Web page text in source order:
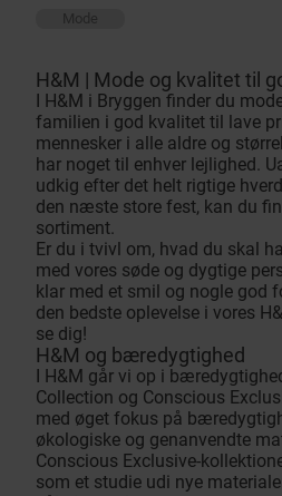
Mode
H&M | Mode og kvalitet til
I H&M i Bryggen finder du
familien i god kvalitet til lave
mennesker i alle aldre og
har noget til enhver lejlighed.
udkig efter det helt rigtige
den næste store fest, kan du
sortiment.
Er du i tvivl om, hvad du skal
med vores søde og dygtige
klar med et smil og nogle god
den bedste oplevelse i vores
se dig!
H&M og bæredygtighed
I H&M går vi op i
Collection og Conscious
med øget fokus på
økologiske og genanvendte
Conscious Exclusive-
som et studie udi nye